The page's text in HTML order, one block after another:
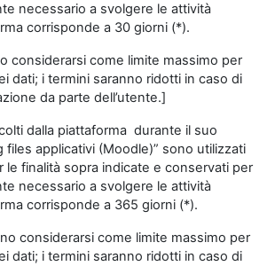
necessario a svolgere le attività
corrisponde a 30 giorni (*).
considerarsi come limite massimo per
dati; i termini saranno ridotti in caso di
da parte dell’utente.]
dalla piattaforma durante il suo
files applicativi (Moodle)” sono utilizzati
le finalità sopra indicate e conservati per
necessario a svolgere le attività
corrisponde a 365 giorni (*).
considerarsi come limite massimo per
dati; i termini saranno ridotti in caso di